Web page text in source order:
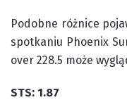
Podobne różnice
spotkaniu Phoenix
over 228.5 może
STS: 1.87